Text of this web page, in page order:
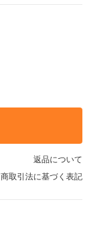
返品について
取引法に基づく表記